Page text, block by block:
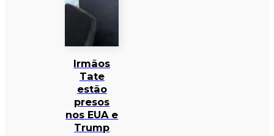
Irmãos
Tate
estão
presos
nos EUA e
Trump